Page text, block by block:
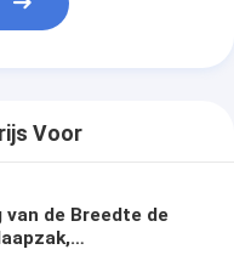
Voor
van de Breedte de